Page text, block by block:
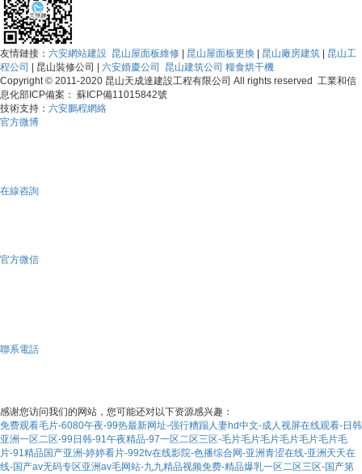
友情鏈接： 六安網站建設 昆山屋面板維修 | 昆山屋面板更換 | 昆山廠房建筑 | 昆山工
程公司 | 昆山裝修公司 | 六安婚慶公司 昆山建筑公司 糧食烘干機
Copyright © 2011-2020 昆山天成達建設工程有限公司 All rights reserved 工業和信
息化部ICP備案： 蘇ICP備11015842號
技術支持： 六安鵬程網絡
官方微博
在線咨詢
官方微信
聯系電話
感谢您访问我们的网站，您可能还对以下资源感兴趣：
免费观看毛片-6080午夜-99热最新网址-强行糟蹋人妻hd中文-成人视屏在线观看-日韩
亚洲一区二区-99日韩-91午夜精品-97一区二区三区-毛片毛片毛片毛片毛片毛片毛
片-91精品国产亚洲-婷婷看片-992tv在线影院-色播综合网-亚洲青涩在线-亚洲天天在
线-国产av无码专区亚洲av毛网站-九九精品视频免费-精品爆乳一区二区三区-国产第